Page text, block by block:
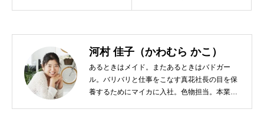
河村 佳子（かわむら かこ）
あるときはメイド。またあるときはバドガー
ル。バリバリと仕事をこなす真花社長の目を保
養するためにマイカに入社。色物担当。本業は